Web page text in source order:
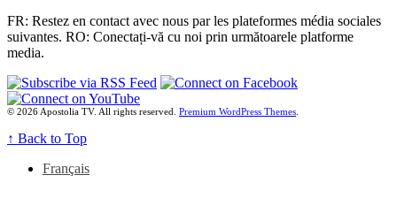
FR: Restez en contact avec nous par les plateformes média sociales
suivantes. RO: Conectați-vă cu noi prin următoarele platforme
media.
© 2026 Apostolia TV. All rights reserved. Premium WordPress Themes.
↑ Back to Top
Français